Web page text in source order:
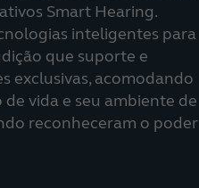
Smart Hearing.
inteligentes para
que suporte e
exclusivas, acomodando
vida e seu ambiente de
reconheceram o poder